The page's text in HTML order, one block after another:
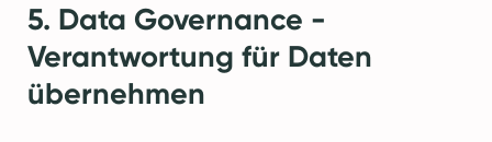
5. Data Governance -
Verantwortung für Daten
übernehmen